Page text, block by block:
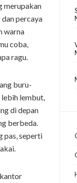
merupakan
percaya
warna
coba,
ragu.
buru-
lembut,
di depan
berbeda.
pas, seperti